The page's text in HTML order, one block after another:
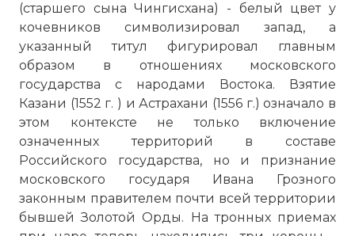
(старшего сына Чингисхана) - белый цвет у
кочевников символизировал запад, а
указанный титул фигурировал главным
образом в отношениях московского
государства с народами Востока. Взятие
Казани (1552 г. ) и Астрахани (1556 г.) означало в
этом контексте не только включение
означенных территорий в составе
Российского государства, но и признание
московского государя Ивана Грозного
законным правителем почти всей территории
бывшей Золотой Орды. На тронных приемах